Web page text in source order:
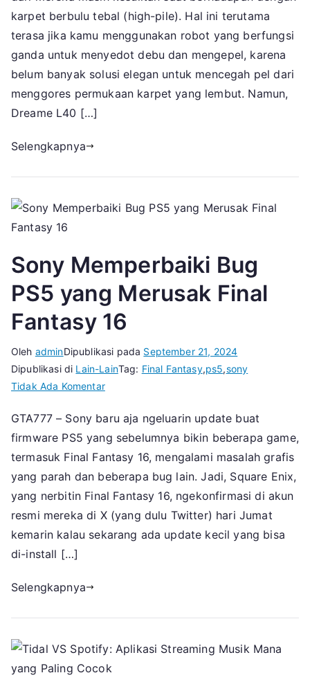
Bisa
Karpet
Tebal
karpet berbulu tebal (high-pile). Hal ini terutama
terasa jika kamu menggunakan robot yang berfungsi
ganda untuk menyedot debu dan mengepel, karena
belum banyak solusi elegan untuk mencegah pel dari
menggores permukaan karpet yang lembut. Namun,
Dreame L40 […]
Selengkapnya
Sony Memperbaiki Bug
PS5 yang Merusak Final
Fantasy 16
Oleh adminDipublikasi pada September 21, 2024
Dipublikasi di Lain-LainTag: Final Fantasy,ps5,sony
Tidak Ada Komentarpada
Memperbaiki
Bug
PS5
yang
Merusak
Fantasy
16
GTA777 – Sony baru aja ngeluarin update buat
firmware PS5 yang sebelumnya bikin beberapa game,
termasuk Final Fantasy 16, mengalami masalah grafis
yang parah dan beberapa bug lain. Jadi, Square Enix,
yang nerbitin Final Fantasy 16, ngekonfirmasi di akun
resmi mereka di X (yang dulu Twitter) hari Jumat
kemarin kalau sekarang ada update kecil yang bisa
di-install […]
Selengkapnya